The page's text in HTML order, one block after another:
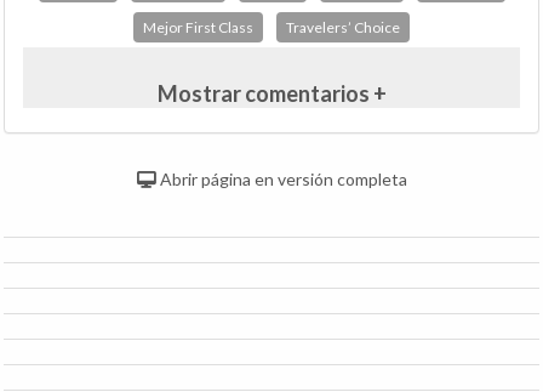
Mejor First Class Travelers’ Choice
Mostrar comentarios +
Abrir página en versión completa